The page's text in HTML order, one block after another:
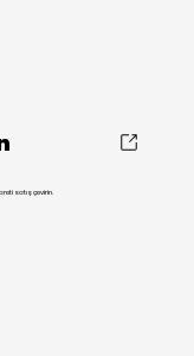
satış çevirin.